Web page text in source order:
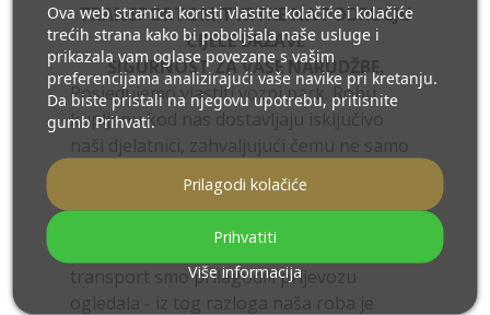
TRANSPORTOM TVRTKE NA PODRUČJU
CIJELE DRŽAVE
SIGURNOST ZA VAŠE NARUDŽBE.
Posjedujemo vlastiti vozni park. Robu
kupljenu kod nas dostavljaju isključivo
narudžbi, već i minimiziramo troškove
kako bi što manje zagađivali okoliš,
transport smo prilagodili prijevozu
Ova web stranica koristi vlastite kolačiće i kolačiće
trećih strana kako bi poboljšala naše usluge i
prikazala vam oglase povezane s vašim
preferencijama analizirajući vaše navike pri kretanju.
Da biste pristali na njegovu upotrebu, pritisnite
gumb Prihvati.
Više informacija
Prilagodi kolačiće
Prihvatiti